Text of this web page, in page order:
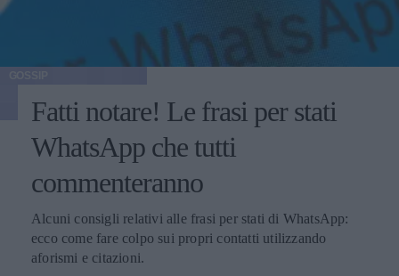
Fatti notare! Le frasi per stati
WhatsApp che tutti
commenteranno
Alcuni consigli relativi alle frasi per stati di WhatsApp:
ecco come fare colpo sui propri contatti utilizzando
aforismi e citazioni.